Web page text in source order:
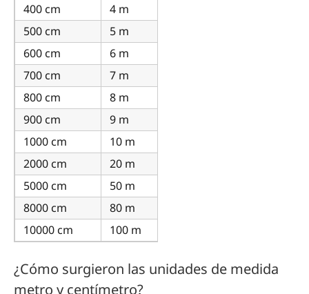
400 cm
4 m
500 cm
5 m
600 cm
6 m
700 cm
7 m
800 cm
8 m
900 cm
9 m
1000 cm
10 m
2000 cm
20 m
5000 cm
50 m
8000 cm
80 m
10000 cm
100 m
¿Cómo surgieron las unidades de medida
metro y centímetro?